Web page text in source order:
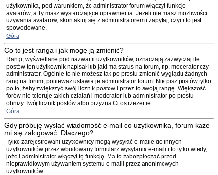
użytkownika, pod warunkiem, że administrator forum włączył funkcje
avatarów, a Ty masz wystarczające uprawnienia. Jeżeli nie masz możliwości
używania avatarów, skontaktuj się z administratorem i zapytaj, czym to jest
spowodowane.
Góra
Co to jest ranga i jak mogę ją zmienić?
Rangi, wyświetlane pod nazwami użytkowników, oznaczają zazwyczaj ile
postów ten użytkownik napisał lub jaki ma status na forum, np. moderator czy
administrator. Ogólnie to nie możesz tak po prostu zmienić wyglądu żadnych
rang na forum, ponieważ ustawia je administrator forum. Nie pisz postów tylko
po to, żeby zwiększyć swój licznik postów i przez to swoją rangę. Większość
forów nie toleruje takich działań i moderator lub administrator po prostu
obniży Twój licznik postów albo przyzna Ci ostrzeżenie.
Góra
Gdy próbuję wysłać wiadomość e-mail do użytkownika, forum każe
mi się zalogować. Dlaczego?
Tylko zarejestrowani użytkownicy mogą wysyłać e-maile do innych
użytkowników przez wbudowany formularz wysyłania e-maili i to tylko wtedy,
jeżeli administrator włączył tę funkcję. Ma to zabezpieczać przed
nieprawidłowym używaniem systemu e-maili przez anonimowych
użytkowników.